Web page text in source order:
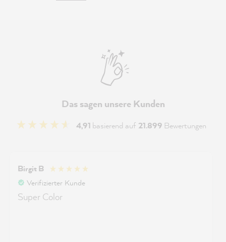
Das sagen unsere Kunden
4,91 basierend auf 21.899 Bewertungen
Birgit B
Verifizierter Kunde
Super Color